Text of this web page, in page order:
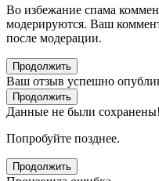
Во избежание спама
модерируются. Ваш
после модерации.
Продолжить
Ваш отзыв успешно
Продолжить
Данные не были сохранены!
Попробуйте позднее.
Продолжить